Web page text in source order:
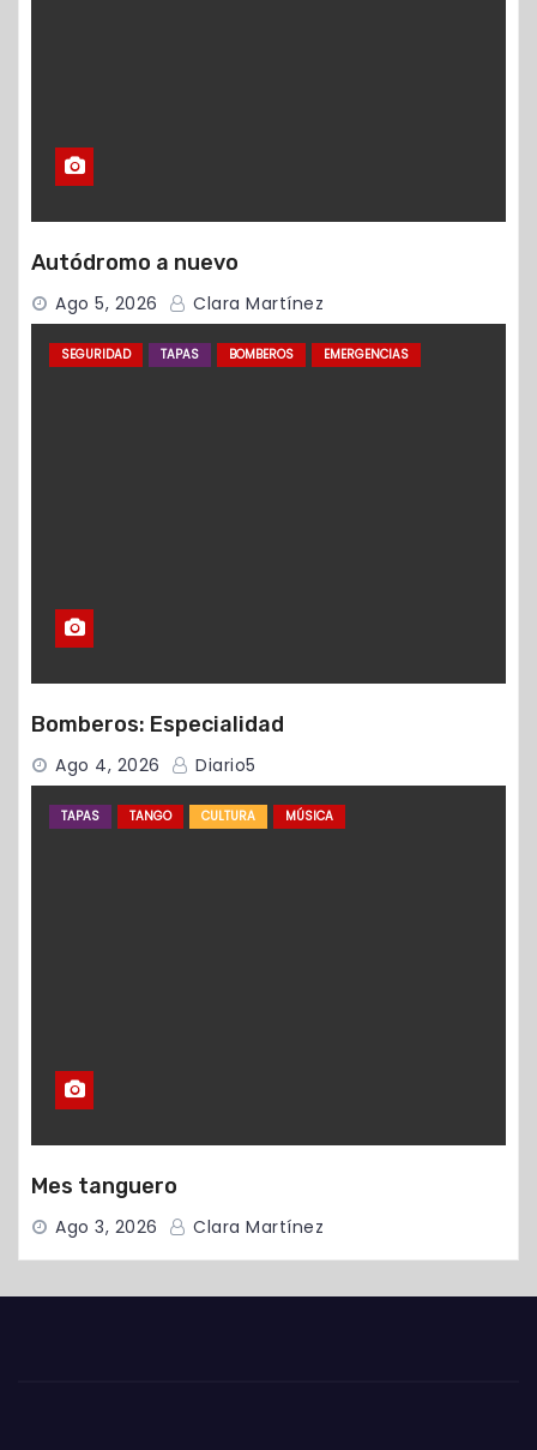
Autódromo a nuevo
Ago 5, 2026 Clara Martínez
SEGURIDAD TAPAS BOMBEROS EMERGENCIAS
Bomberos: Especialidad
Ago 4, 2026 Diario5
TAPAS TANGO CULTURA MÚSICA
Mes tanguero
Ago 3, 2026 Clara Martínez